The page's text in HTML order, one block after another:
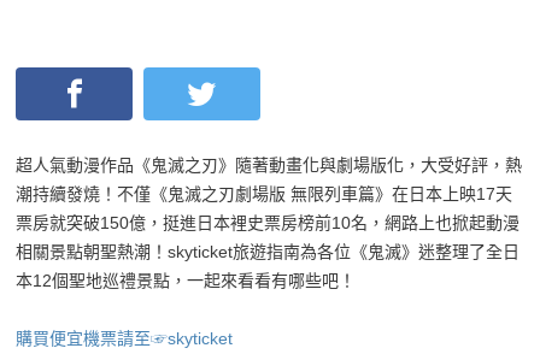
超人氣動漫作品《鬼滅之刃》隨著動畫化與劇場版化，大受好評，熱
潮持續發燒！不僅《鬼滅之刃劇場版 無限列車篇》在日本上映17天
票房就突破150億，挺進日本裡史票房榜前10名，網路上也掀起動漫
相關景點朝聖熱潮！skyticket旅遊指南為各位《鬼滅》迷整理了全日
本12個聖地巡禮景點，一起來看看有哪些吧！
購買便宜機票請至☞skyticket